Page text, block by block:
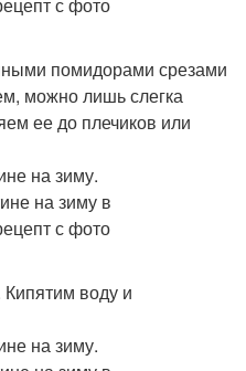
помидорами срезами
можно лишь слегка
ее до плечиков или
воду и